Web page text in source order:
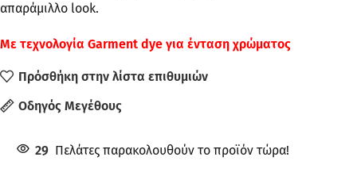
απαράμιλλο look.
Με τεχνολογία Garment dye για ένταση χρώματος
Πρόσθήκη στην λίστα επιθυμιών
Οδηγός Μεγέθους
29 Πελάτες παρακολουθούν το προϊόν τώρα!